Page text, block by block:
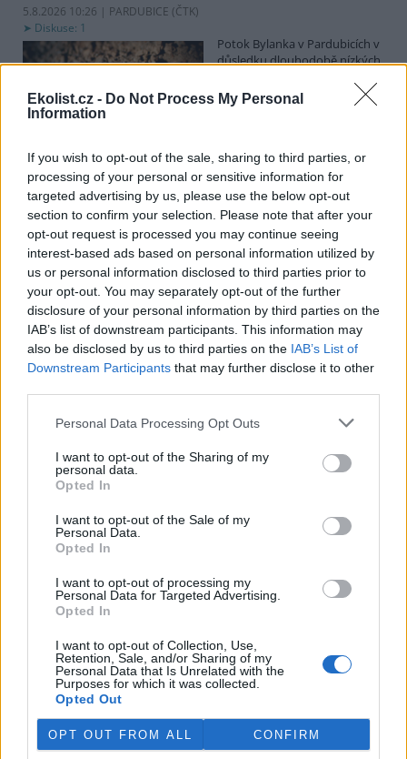
Ekolist.cz - Do Not Process My Personal
Information
If you wish to opt-out of the sale, sharing to third parties, or
processing of your personal or sensitive information for
targeted advertising by us, please use the below opt-out
section to confirm your selection. Please note that after your
opt-out request is processed you may continue seeing
interest-based ads based on personal information utilized by
us or personal information disclosed to third parties prior to
your opt-out. You may separately opt-out of the further
disclosure of your personal information by third parties on the
IAB’s list of downstream participants. This information may
also be disclosed by us to third parties on the IAB’s List of
Downstream Participants that may further disclose it to other
Personal Data Processing Opt Outs
I want to opt-out of the Sharing of my
personal data.
Opted In
I want to opt-out of the Sale of my
Personal Data.
Opted In
I want to opt-out of processing my
Personal Data for Targeted Advertising.
Opted In
I want to opt-out of Collection, Use,
Retention, Sale, and/or Sharing of my
Personal Data that Is Unrelated with the
Purposes for which it was collected.
Opted Out
OPT OUT FROM ALL CONFIRM
5.8.2026 10:26 | PARDUBICE (ČTK)
Diskuse: 1
Potok Bylanka v Pardubicích v
důsledku dlouhodobě nízkých
vyschl. Městský obvod VI chce
využít období bez vody k
dělala už v červnu a další zásah v tuto chvíli neplánuje, zjistila ČTK.
Červený chce peníze ušetřené za rekultivaci rozdělit
obcím podle původní dohody
ČTK )
Diskuse: 2
Ministr životního prostředí
Igor Červený (Motoristé) chce
peníze, které Severní
energetická ušetřila na
rekultivacích hnědouhelného
lomu ČSA na Mostecku, rozdělit obcím podle původní dohody.
Uvedl to na sítiX. Původně chtěla Severní energetická dát peníze
v pondělí ale společnost uvedla, že hodlá sama rozhodnout o
obcemi v okolí těžební oblasti. Červeného krok překvapil, postup
společnosti sleduje se znepokojením. Společnost patří do
energetické skupiny Sev.en, kterou vlastní Pavel Tykač.
Italské zemědělce trápí listokaz japonský ničící vinice i
5.8.2026 01:12 | ŘÍM (ČTK)
Diskuse: 2
původní domovinou je
Japonsko, se stávají čím dál
větší hrozbou v Itálii. Rojí se po
sadech a vinicích a zanechávají za sebou listy s vykousanými
mřížkami, což oslabuje rostliny a snižuje úrodu, napsala agentura